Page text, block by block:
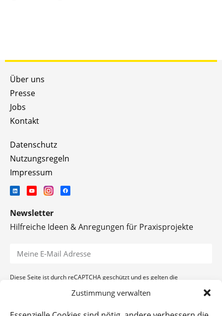
Zustimmung verwalten
Über uns
Presse
Jobs
Kontakt
Datenschutz
Nutzungsregeln
Impressum
Newsletter
Hilfreiche Ideen & Anregungen für Praxisprojekte
Diese Seite ist durch reCAPTCHA geschützt und es gelten die